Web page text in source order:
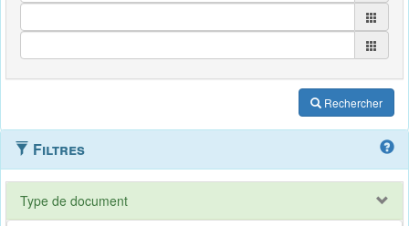
Rechercher
Filtres
Type de document